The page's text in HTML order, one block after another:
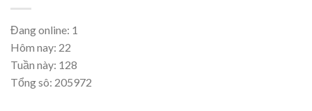
Đang online: 1
Hôm nay: 22
Tuần này: 128
Tổng sô: 205972